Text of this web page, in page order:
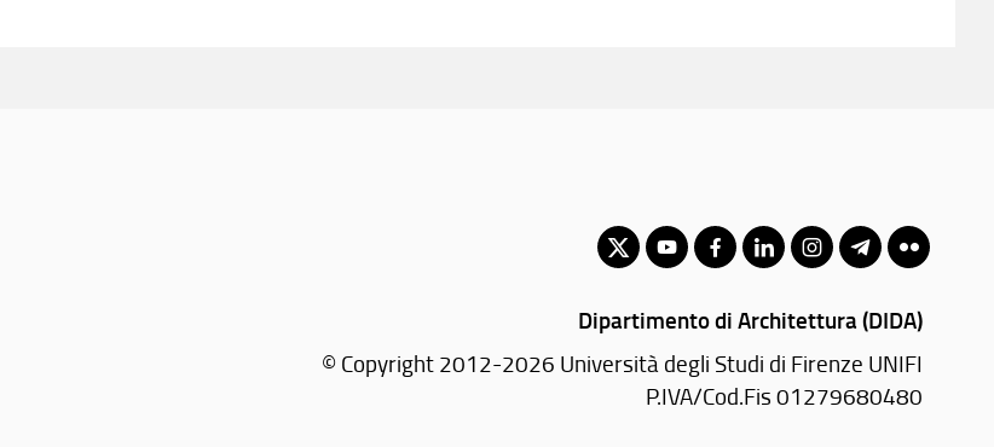
Dipartimento di Architettura (DIDA)
© Copyright 2012-2026 Università degli Studi di Firenze UNIFI
P.IVA/Cod.Fis 01279680480